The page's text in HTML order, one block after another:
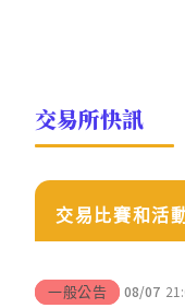
交易所快訊
交易比賽和活
一般公告 08/07